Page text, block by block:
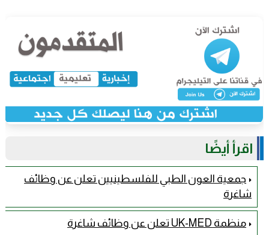
اقرأ أيضًا
جمعية العون الطبي للفلسطينيين تعلن عن وظائف
شاغرة
منظمة UK-MED تعلن عن وظائف شاغرة